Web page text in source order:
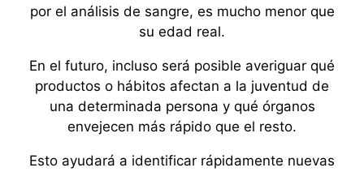
por el análisis de sangre, es mucho menor que
su edad real.
En el futuro, incluso será posible averiguar qué
productos o hábitos afectan a la juventud de
una determinada persona y qué órganos
envejecen más rápido que el resto.
Esto ayudará a identificar rápidamente nuevas